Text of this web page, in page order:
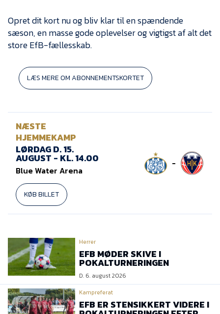
Opret dit kort nu og bliv klar til en spændende
sæson, en masse gode oplevelser og vigtigst af alt det
store EfB-fællesskab.
LÆS MERE OM ABONNEMENTSKORTET
NÆSTE
HJEMMEKAMP
LØRDAG D. 15.
AUGUST - KL. 14.00
Blue Water Arena
KØB BILLET
-
Herrer
EFB MØDER SKIVE I
POKALTURNERINGEN
D. 6. august 2026
Kampreferat
EFB ER STENSIKKERT VIDERE I